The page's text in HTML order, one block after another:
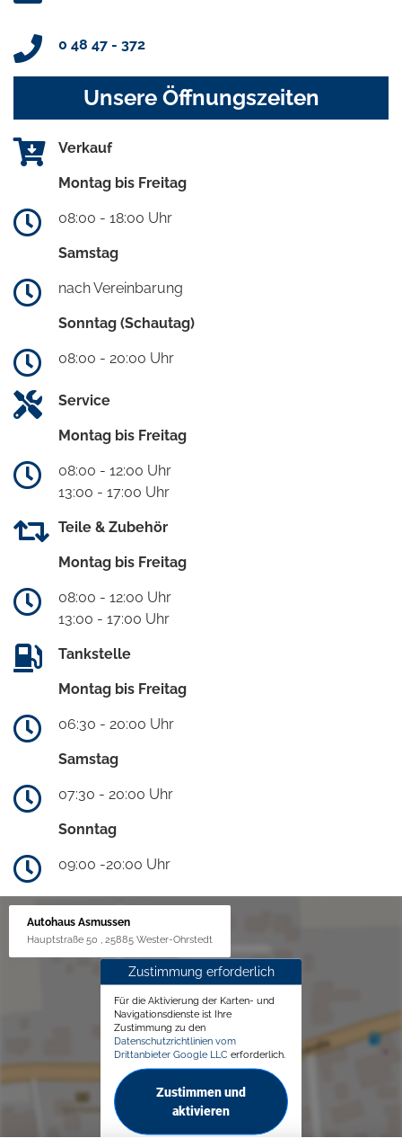
0 48 47 - 372
Unsere Öffnungszeiten
Verkauf
Montag bis Freitag
08:00 - 18:00 Uhr
Samstag
nach Vereinbarung
Sonntag (Schautag)
08:00 - 20:00 Uhr
Service
Montag bis Freitag
08:00 - 12:00 Uhr
13:00 - 17:00 Uhr
Teile & Zubehör
Montag bis Freitag
08:00 - 12:00 Uhr
13:00 - 17:00 Uhr
Tankstelle
Montag bis Freitag
06:30 - 20:00 Uhr
Samstag
07:30 - 20:00 Uhr
Sonntag
09:00 -20:00 Uhr
Autohaus Asmussen
Hauptstraße 50 , 25885 Wester-Ohrstedt
Zustimmung erforderlich
Für die Aktivierung der Karten- und
Navigationsdienste ist Ihre
Zustimmung zu den
Datenschutzrichtlinien vom
Drittanbieter Google LLC erforderlich.
Zustimmen und
aktivieren